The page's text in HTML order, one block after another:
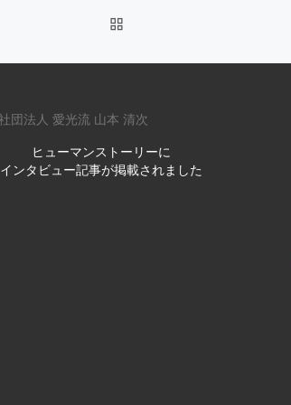
ヒューマンストーリーに
インタビュー記事が掲載されました